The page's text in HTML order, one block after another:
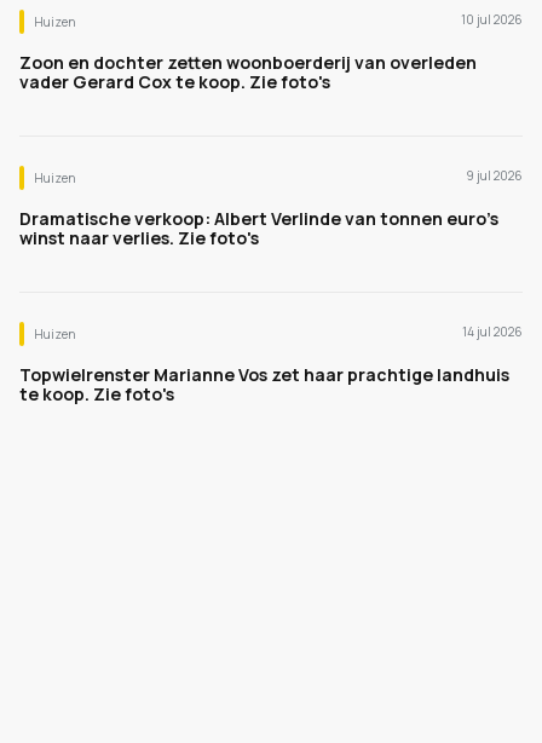
Huizen 10 jul 2026
Zoon en dochter zetten woonboerderij van overleden
vader Gerard Cox te koop. Zie foto's
Huizen 9 jul 2026
Dramatische verkoop: Albert Verlinde van tonnen euro's
winst naar verlies. Zie foto's
Huizen 14 jul 2026
Topwielrenster Marianne Vos zet haar prachtige landhuis
te koop. Zie foto's